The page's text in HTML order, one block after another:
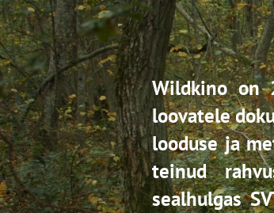
Wildkino on
loovatele
looduse ja
teinud
sealhulgas